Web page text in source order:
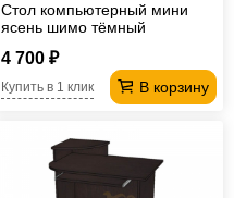
Стол компьютерный мини
ясень шимо тёмный
4 700 ₽
В корзину
Купить в 1 клик